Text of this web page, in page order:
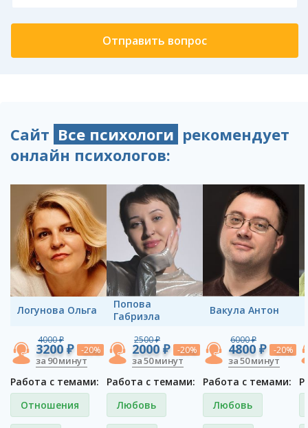
Сайт Все психологи рекомендует
онлайн психологов:
Логунова Ольга
4000 ₽
3200 ₽ -20%
за 90 минут
Работа с темами:
Отношения
Попова
Габриэла
2500 ₽
2000 ₽ -20%
за 50 минут
Работа с темами:
Любовь
Вакула Антон
6000 ₽
4800 ₽ -20%
за 50 минут
Работа с темами:
Любовь